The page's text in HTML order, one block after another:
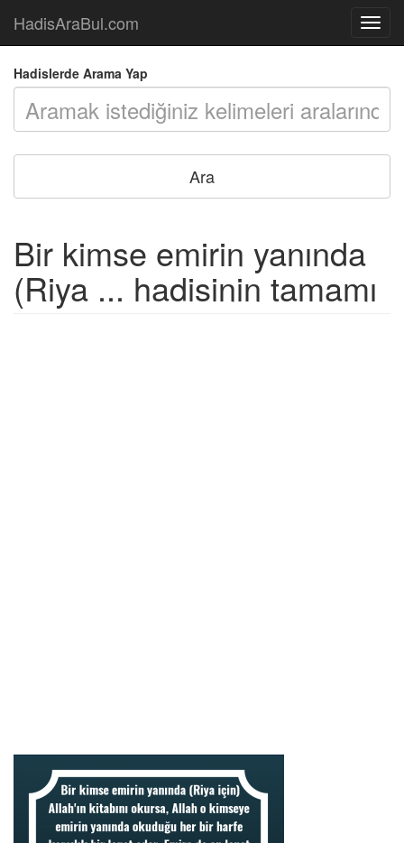
Açılır
Menü
HadisAraBul.com
Hadislerde Arama Yap
Bir kimse emirin yanında
(Riya ... hadisinin tamamı